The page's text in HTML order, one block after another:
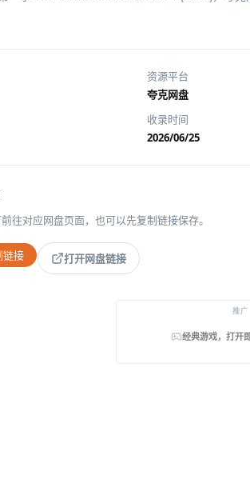
资源平台
夸克网盘
收录时间
2026/06/25
往对应网盘页面，也可以先复制链接保存。
链接 打开网盘链接
推广
经典游戏，打开